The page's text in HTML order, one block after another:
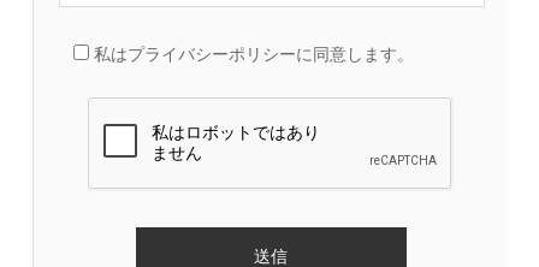
を収集・利用いたします。当社による個人情報の収集・利用は、
をお客様が許諾したものとします。
・業務遂行上で必要となる当社からの問い合わせ、確認、および
・各種のお問い合わせ対応
私はプライバシーポリシーに同意します。